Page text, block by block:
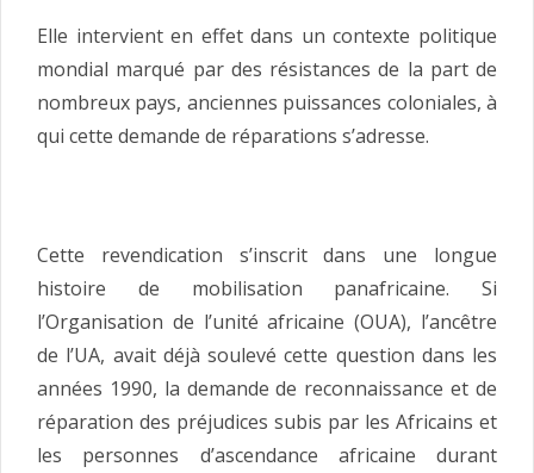
Elle intervient en effet dans un contexte politique
mondial marqué par des résistances de la part de
nombreux pays, anciennes puissances coloniales, à
qui cette demande de réparations s’adresse.
Cette revendication s’inscrit dans une longue
histoire de mobilisation panafricaine. Si
l’Organisation de l’unité africaine (OUA), l’ancêtre
de l’UA, avait déjà soulevé cette question dans les
années 1990, la demande de reconnaissance et de
réparation des préjudices subis par les Africains et
les personnes d’ascendance africaine durant